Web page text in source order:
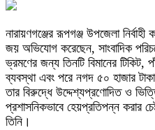
নারায়ণগঞ্জের রূপগঞ্জ উপজেলা
জয় অভিযোগ করেছেন, সাংবাদিক
ভ্রমণের জন্য তিনটি বিমানের টিকিট,
ব্যবস্থা এবং পরে নগদ ৫০ হাজার
তার বিরুদ্ধে উদ্দেশ্যপ্রণোদিত ও
প্রশাসনিকভাবে হেয়প্রতিপন্ন করার
তিনি।